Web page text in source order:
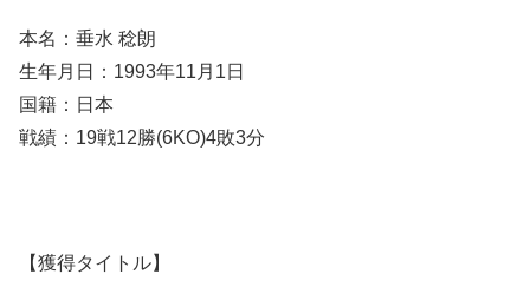
本名：垂水 稔朗
生年月日：1993年11月1日
国籍：日本
戦績：19戦12勝(6KO)4敗3分
【獲得タイトル】